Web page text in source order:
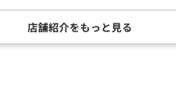
店舗紹介をもっと見る